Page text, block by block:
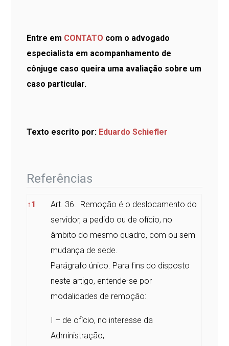
Entre em CONTATO com o advogado
especialista em acompanhamento de
cônjuge caso queira uma avaliação sobre um
caso particular.
Texto escrito por: Eduardo Schiefler
Referências
Referências
↑1
Art. 36. Remoção é o deslocamento do
servidor, a pedido ou de ofício, no
âmbito do mesmo quadro, com ou sem
mudança de sede.
Parágrafo único. Para fins do disposto
neste artigo, entende-se por
modalidades de remoção:
I – de ofício, no interesse da
Administração;